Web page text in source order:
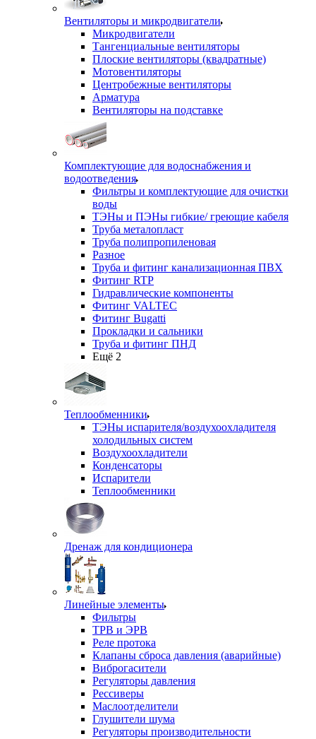
Вентиляторы и микродвигатели
Микродвигатели
Тангенциальные вентиляторы
Плоские вентиляторы (квадратные)
Мотовентиляторы
Центробежные вентиляторы
Арматура
Вентиляторы на подставке
Комплектующие для водоснабжения и
водоотведения
Фильтры и комплектующие для очистки
воды
ТЭНы и ПЭНы гибкие/ греющие кабеля
Труба металопласт
Труба полипропиленовая
Разное
Труба и фитинг канализационная ПВХ
Фитинг RTP
Гидравлические компоненты
Фитинг VALTEC
Фитинг Bugatti
Прокладки и сальники
Труба и фитинг ПНД
Ещё 2
Теплообменники
ТЭНы испарителя/воздухоохладителя
холодильных систем
Воздухоохладители
Конденсаторы
Испарители
Теплообменники
Дренаж для кондиционера
Линейные элементы
Фильтры
ТРВ и ЭРВ
Реле протока
Клапаны сброса давления (аварийные)
Виброгасители
Регуляторы давления
Рессиверы
Маслоотделители
Глушители шума
Регуляторы производительности